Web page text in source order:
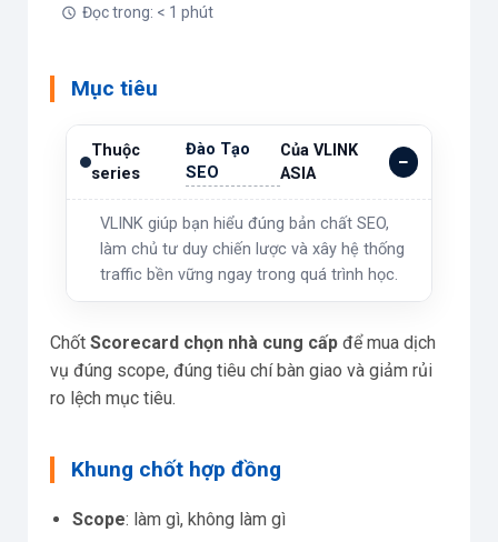
Đọc trong: < 1 phút
Mục tiêu
Thuộc
series
Đào Tạo
SEO
Của VLINK
ASIA
VLINK giúp bạn hiểu đúng bản chất SEO,
làm chủ tư duy chiến lược và xây hệ thống
traffic bền vững ngay trong quá trình học.
Chốt Scorecard chọn nhà cung cấp để mua dịch
vụ đúng scope, đúng tiêu chí bàn giao và giảm rủi
ro lệch mục tiêu.
Khung chốt hợp đồng
Scope: làm gì, không làm gì